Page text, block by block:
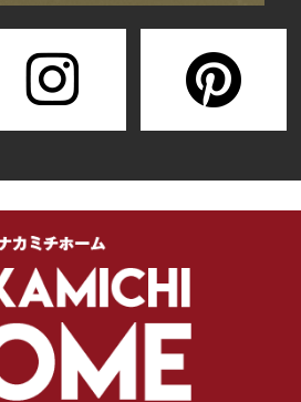
2026/07/10
【電気代を賢く節約】
決する「断熱」の秘密
とナカミチホームのこ
だわり
2026/06/30
【完成見学会】7月11
日・12日 施主様のこ
だわりが詰まった「オ